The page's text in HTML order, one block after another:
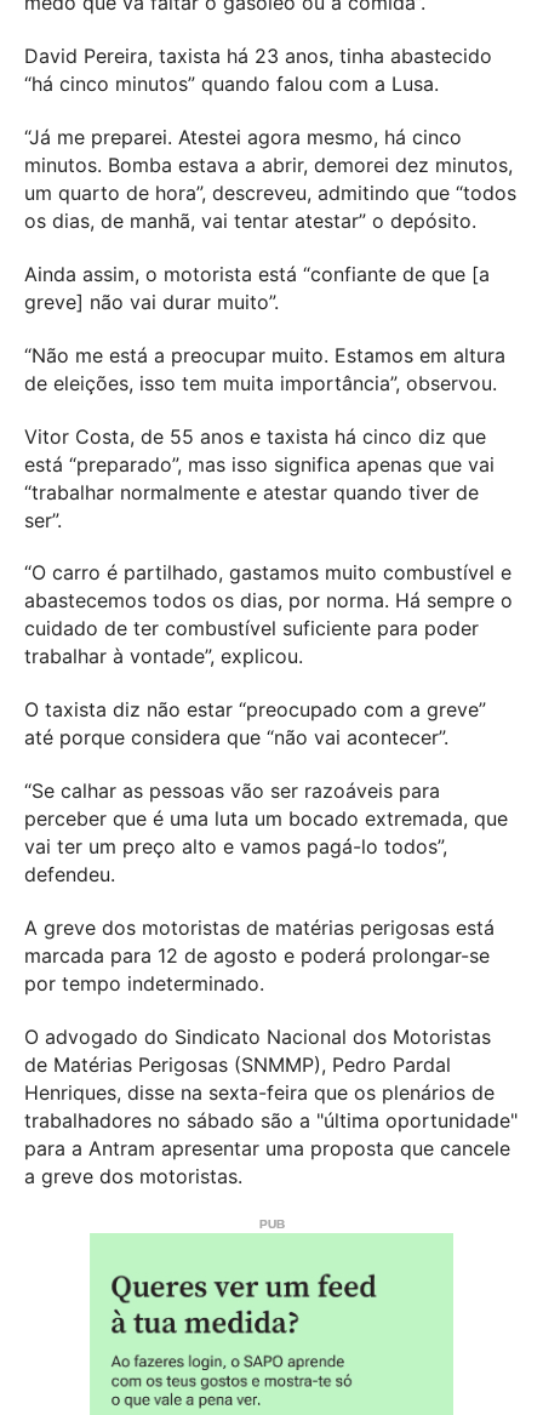
David Pereira, taxista há 23 anos, tinha abastecido
“há cinco minutos” quando falou com a Lusa.
“Já me preparei. Atestei agora mesmo, há cinco
minutos. Bomba estava a abrir, demorei dez minutos,
um quarto de hora”, descreveu, admitindo que “todos
os dias, de manhã, vai tentar atestar” o depósito.
Ainda assim, o motorista está “confiante de que [a
greve] não vai durar muito”.
“Não me está a preocupar muito. Estamos em altura
de eleições, isso tem muita importância”, observou.
Vitor Costa, de 55 anos e taxista há cinco diz que
está “preparado”, mas isso significa apenas que vai
“trabalhar normalmente e atestar quando tiver de
ser”.
“O carro é partilhado, gastamos muito combustível e
abastecemos todos os dias, por norma. Há sempre o
cuidado de ter combustível suficiente para poder
trabalhar à vontade”, explicou.
O taxista diz não estar “preocupado com a greve”
até porque considera que “não vai acontecer”.
“Se calhar as pessoas vão ser razoáveis para
perceber que é uma luta um bocado extremada, que
vai ter um preço alto e vamos pagá-lo todos”,
defendeu.
A greve dos motoristas de matérias perigosas está
marcada para 12 de agosto e poderá prolongar-se
por tempo indeterminado.
O advogado do Sindicato Nacional dos Motoristas
de Matérias Perigosas (SNMMP), Pedro Pardal
Henriques, disse na sexta-feira que os plenários de
trabalhadores no sábado são a "última oportunidade"
para a Antram apresentar uma proposta que cancele
a greve dos motoristas.